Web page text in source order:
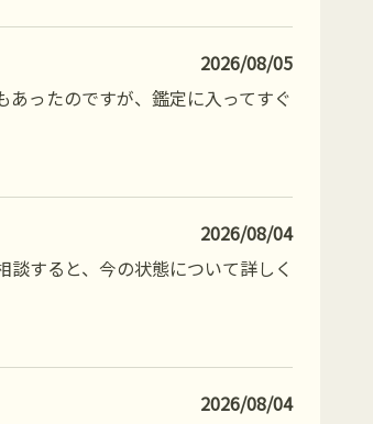
2026/08/05
ったのですが、鑑定に入ってすぐ
2026/08/04
すると、今の状態について詳しく
2026/08/04